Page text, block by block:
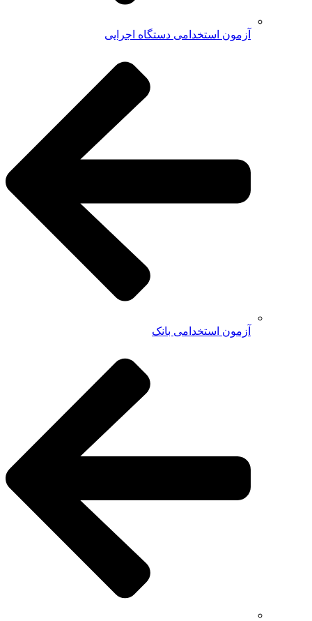
آزمون استخدامی دستگاه اجرایی
آزمون استخدامی بانک